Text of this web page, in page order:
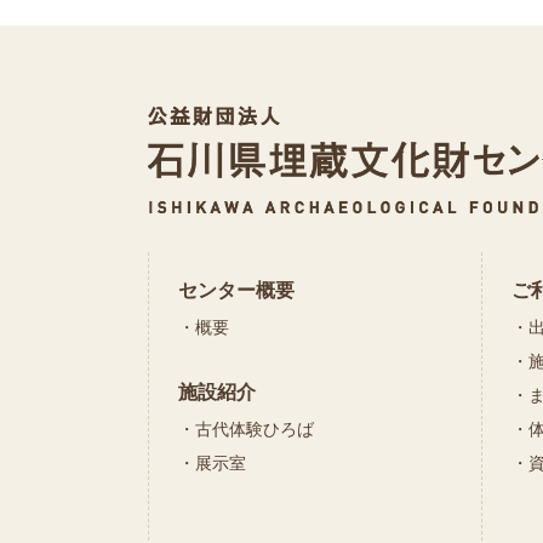
センター概要
概要
施設紹介
古代体験ひろば
展示室
ご